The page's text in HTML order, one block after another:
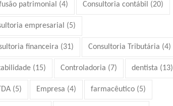
patrimonial (4) Consultoria contábil (20)
empresarial (5)
financeira (31) Consultoria Tributária (4)
(15) Controladoria (7) dentista (13)
(5) Empresa (4) farmacêutico (5)